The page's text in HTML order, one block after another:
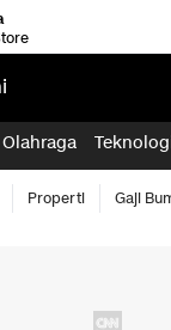
Olahraga
Properti Gaji